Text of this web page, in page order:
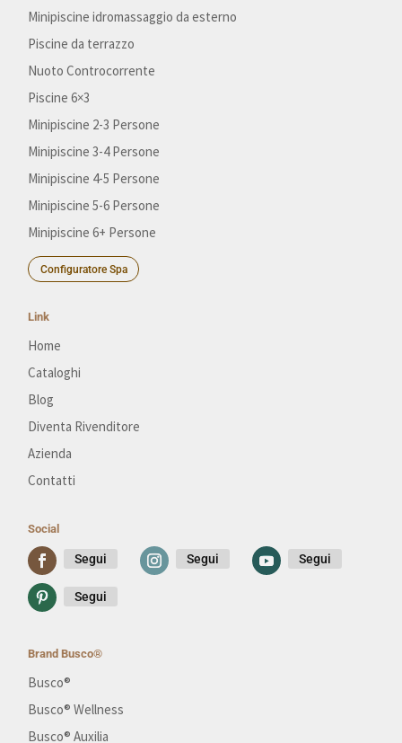
Minipiscine idromassaggio da esterno
Piscine da terrazzo
Nuoto Controcorrente
Piscine 6×3
Minipiscine 2-3 Persone
Minipiscine 3-4 Persone
Minipiscine 4-5 Persone
Minipiscine 5-6 Persone
Minipiscine 6+ Persone
Configuratore Spa
Link
Home
Cataloghi
Blog
Diventa Rivenditore
Azienda
Contatti
Social
Segui Segui Segui
Segui
Brand Busco®
Busco®
Busco® Wellness
Busco® Auxilia